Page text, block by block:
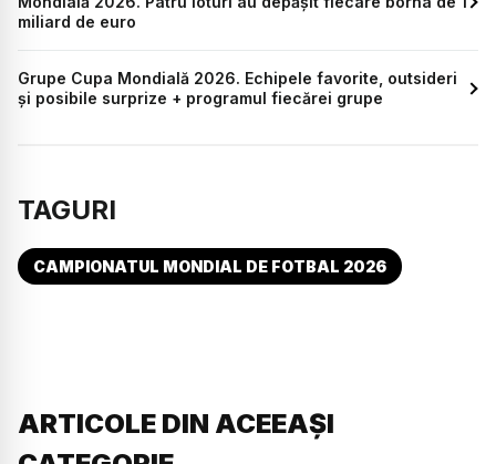
miliard de euro
Grupe Cupa Mondială 2026. Echipele favorite, outsideri
și posibile surprize + programul fiecărei grupe
TAGURI
CAMPIONATUL MONDIAL DE FOTBAL 2026
ARTICOLE DIN ACEEAȘI